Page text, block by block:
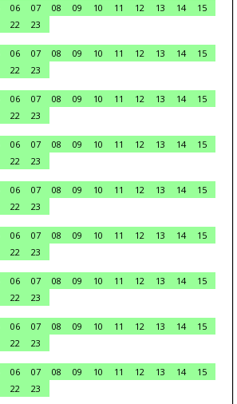
06 07 08 09 10 11 12 13 14
15
22
23
06 07 08 09 10 11 12 13 14
15
22
23
06 07 08 09 10 11 12 13 14
15
22
23
06 07 08 09 10 11 12 13 14
15
22
23
06 07 08 09 10 11 12 13 14
15
22
23
06 07 08 09 10 11 12 13 14
15
22
23
06 07 08 09 10 11 12 13 14
15
22
23
06 07 08 09 10 11 12 13 14
15
22
23
06 07 08 09 10 11 12 13 14
15
22
23